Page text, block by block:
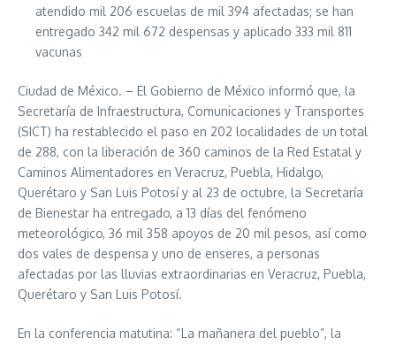
atendido mil 206 escuelas de mil 394 afectadas; se han
entregado 342 mil 672 despensas y aplicado 333 mil 811
vacunas
Ciudad de México. – El Gobierno de México informó que, la
Secretaría de Infraestructura, Comunicaciones y Transportes
(SICT) ha restablecido el paso en 202 localidades de un total
de 288, con la liberación de 360 caminos de la Red Estatal y
Caminos Alimentadores en Veracruz, Puebla, Hidalgo,
Querétaro y San Luis Potosí y al 23 de octubre, la Secretaría
de Bienestar ha entregado, a 13 días del fenómeno
meteorológico, 36 mil 358 apoyos de 20 mil pesos, así como
dos vales de despensa y uno de enseres, a personas
afectadas por las lluvias extraordinarias en Veracruz, Puebla,
Querétaro y San Luis Potosí.
En la conferencia matutina: “La mañanera del pueblo”, la